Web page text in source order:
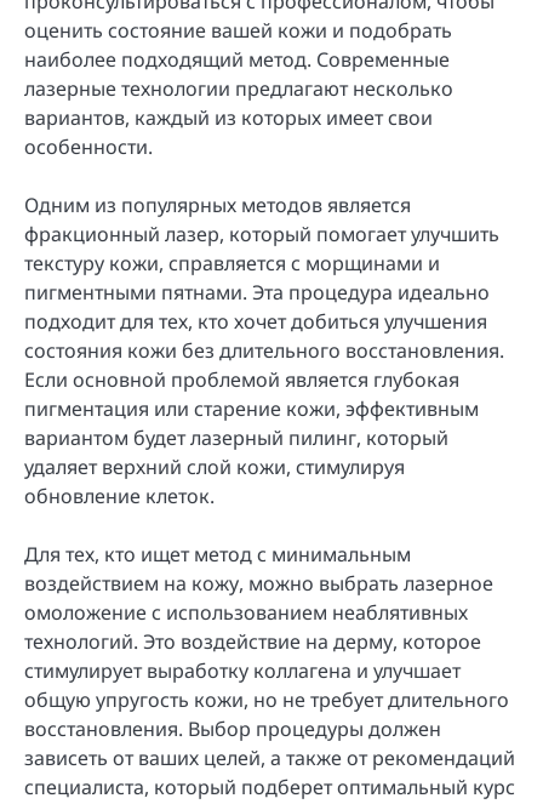
оценить состояние вашей кожи и подобрать
наиболее подходящий метод. Современные
лазерные технологии предлагают несколько
вариантов, каждый из которых имеет свои
особенности.
Одним из популярных методов является
фракционный лазер, который помогает улучшить
текстуру кожи, справляется с морщинами и
пигментными пятнами. Эта процедура идеально
подходит для тех, кто хочет добиться улучшения
состояния кожи без длительного восстановления.
Если основной проблемой является глубокая
пигментация или старение кожи, эффективным
вариантом будет лазерный пилинг, который
удаляет верхний слой кожи, стимулируя
обновление клеток.
Для тех, кто ищет метод с минимальным
воздействием на кожу, можно выбрать лазерное
омоложение с использованием неаблятивных
технологий. Это воздействие на дерму, которое
стимулирует выработку коллагена и улучшает
общую упругость кожи, но не требует длительного
восстановления. Выбор процедуры должен
зависеть от ваших целей, а также от рекомендаций
специалиста, который подберет оптимальный курс